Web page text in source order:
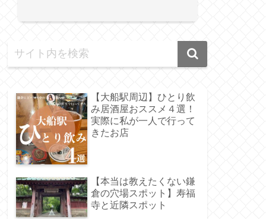
【大船駅周辺】ひとり飲
み居酒屋おススメ４選！
実際に私が一人で行って
きたお店
【本当は教えたくない鎌
倉の穴場スポット】寿福
寺と近隣スポット